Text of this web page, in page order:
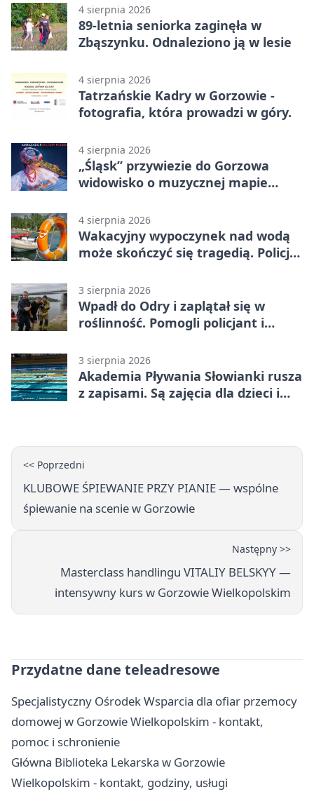
4 sierpnia 2026
89-letnia seniorka zaginęła w
Zbąszynku. Odnaleziono ją w lesie
4 sierpnia 2026
Tatrzańskie Kadry w Gorzowie -
fotografia, która prowadzi w góry.
4 sierpnia 2026
„Śląsk” przywiezie do Gorzowa
widowisko o muzycznej mapie
4 sierpnia 2026
Wakacyjny wypoczynek nad wodą
może skończyć się tragedią. Policja
3 sierpnia 2026
Wpadł do Odry i zaplątał się w
roślinność. Pomogli policjant i
3 sierpnia 2026
Akademia Pływania Słowianki rusza
z zapisami. Są zajęcia dla dzieci i
<< Poprzedni
KLUBOWE ŚPIEWANIE PRZY PIANIE — wspólne
śpiewanie na scenie w Gorzowie
Następny >>
Masterclass handlingu VITALIY BELSKYY —
intensywny kurs w Gorzowie Wielkopolskim
Przydatne dane teleadresowe
Specjalistyczny Ośrodek Wsparcia dla ofiar przemocy
domowej w Gorzowie Wielkopolskim - kontakt,
pomoc i schronienie
Główna Biblioteka Lekarska w Gorzowie
Wielkopolskim - kontakt, godziny, usługi